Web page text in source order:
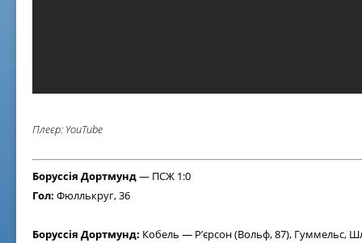
Плеєр: YouTube
Боруссія Дортмунд— ПСЖ 1:0
Гол: Фюллькруг, 36
Боруссія Дортмунд: Кобель — Р’єрсон (Вольф, 87), Гуммельс,